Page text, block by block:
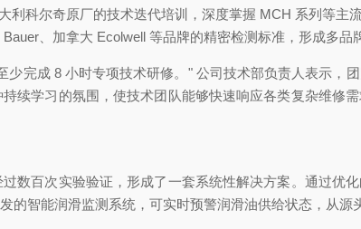
科尔奇原厂的技术迭代培训，深度掌握 MCH 系列等主
、加拿大 Ecolwell 等品牌的精密检测标准，形成多品
完成 8 小时专项技术研修。" 公司技术部负责人表示，
续学习的氛围，使技术团队能够快速响应各类复杂维修
数百次实验验证，形成了一套系统性解决方案。通过优
智能润滑监测系统，可实时预警润滑油供给状态，从源